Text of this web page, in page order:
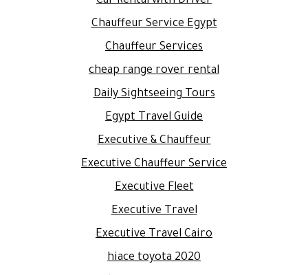
Chauffeur Service Egypt
Chauffeur Services
cheap range rover rental
Daily Sightseeing Tours
Egypt Travel Guide
Executive & Chauffeur
Executive Chauffeur Service
Executive Fleet
Executive Travel
Executive Travel Cairo
hiace toyota 2020